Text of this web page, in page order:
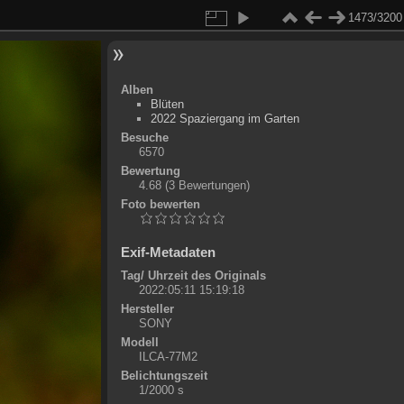
1473/3200
Alben
Blüten
2022 Spaziergang im Garten
Besuche
6570
Bewertung
4.68 (3 Bewertungen)
Foto bewerten
Exif-Metadaten
Tag/ Uhrzeit des Originals
2022:05:11 15:19:18
Hersteller
SONY
Modell
ILCA-77M2
Belichtungszeit
1/2000 s